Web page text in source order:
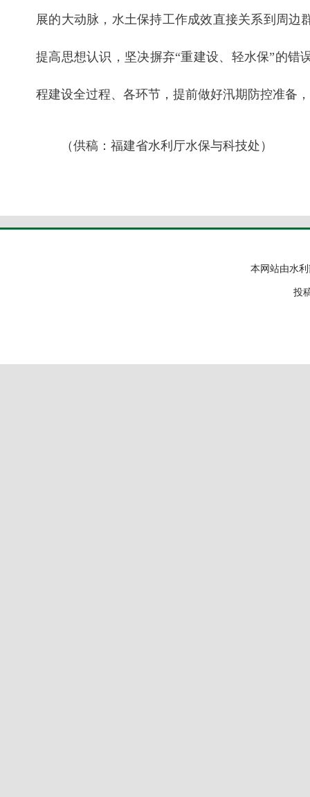
展的大动脉，水土保持工作成效直接关系到周
提高思想认识，坚决摒弃“重建设、轻水保”的
程建设全过程、各环节，提前做好汛期防控准备
（供稿：福建省水利厅水保与科技处）
本网站由水
投